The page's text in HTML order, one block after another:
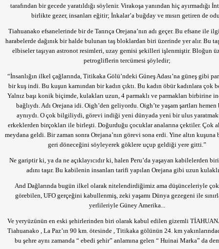
tarafından bir gecede yaratıldığı söylenir. Virakoşa yanından hiç ayırmadığı
birlikte gezer, insanları eğitir; İnkalar’a buğday ve mısırı getiren de
Tiahuanako efsanelerinde bir de Tanrıça Orejana’nın adı geçer. Bu efsane ile
harabelerde dağınık bir halde bulunan taş bloklardan biri üzerinde yer alır. Bu
elbiseler taşıyan astronot resimleri, uzay gemisi şekilleri işlenmiştir. Bloğun
petrogliflerin tercümesi şöyledir;
“İnsanlığın ilkel çağlarında, Titikaka Gölü’ndeki Güneş Adası’na güneş gibi
bir kuş indi. Bu kuşun karnından bir kadın çıktı. Bu kadın öbür kadınlara çok
Yalnız başı konik biçimde, kulakları uzun, 4 parmaklı ve parmakları birbirine
bağlıydı. Adı Orejana idi. Oigh’den geliyordu. Oigh’te yaşam şartları hemen
aynıydı. O çok bilgiliydi, görevi indiği yeni dünyada yeni bir ulus
erkeklerden birçokları ile birleşti. Doğurduğu çocuklar analarına çektiler. Çok
meydana geldi. Bir zaman sonra Orejana’nın görevi sona erdi. Yine altın kuşuna
geri döneceğini söyleyerek göklere uçup geldiği yere gitti.”
Ne gariptir ki, ya da ne açıklayıcıdır ki, halen Peru’da yaşayan kabilelerden
adını taşır. Bu kabilenin insanları tarifi yapılan Orejana gibi uzun
And Dağlarında bugün ilkel olarak nitelendirdiğimiz ama düşünceleriyle
görebilen, UFO gerçeğini kabullenmiş, zeki yaşamı Dünya gezegeni ile
yerlileriyle Güney Amerika...
Ve yeryüzünün en eski şehirlerinden biri olarak kabul edilen gizemli
Tiahuanako , La Paz’ın 90 km. ötesinde , Titikaka gölünün 24. km
bu şehre aynı zamanda “ ebedi şehir” anlamına gelen “ Huinai Marka” da